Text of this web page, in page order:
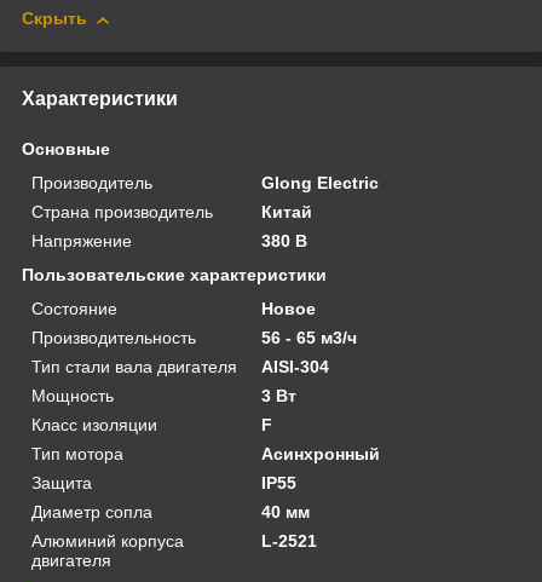
Скрыть
Характеристики
Основные
Производитель
Glong Electric
Страна производитель
Китай
Напряжение
380 В
Пользовательские характеристики
Состояние
Новое
Производительность
56 - 65 м3/ч
Тип стали вала двигателя
AISI-304
Мощность
3 Вт
Класс изоляции
F
Тип мотора
Асинхронный
Защита
IP55
Диаметр сопла
40 мм
Алюминий корпуса
двигателя
L-2521